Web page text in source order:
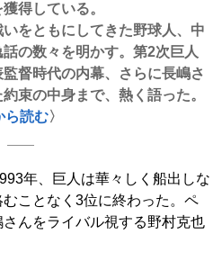
得している。
をともにしてきた野球人、中
の数々を明かす。第2次巨人
督時代の内幕、さらに長嶋さ
束の中身まで、熱く語った。
ら読む〉
年、巨人は華々しく船出しな
ことなく3位に終わった。ペ
んをライバル視する野村克也